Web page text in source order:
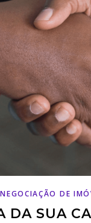
NEGOCIAÇÃO DE
DA SUA